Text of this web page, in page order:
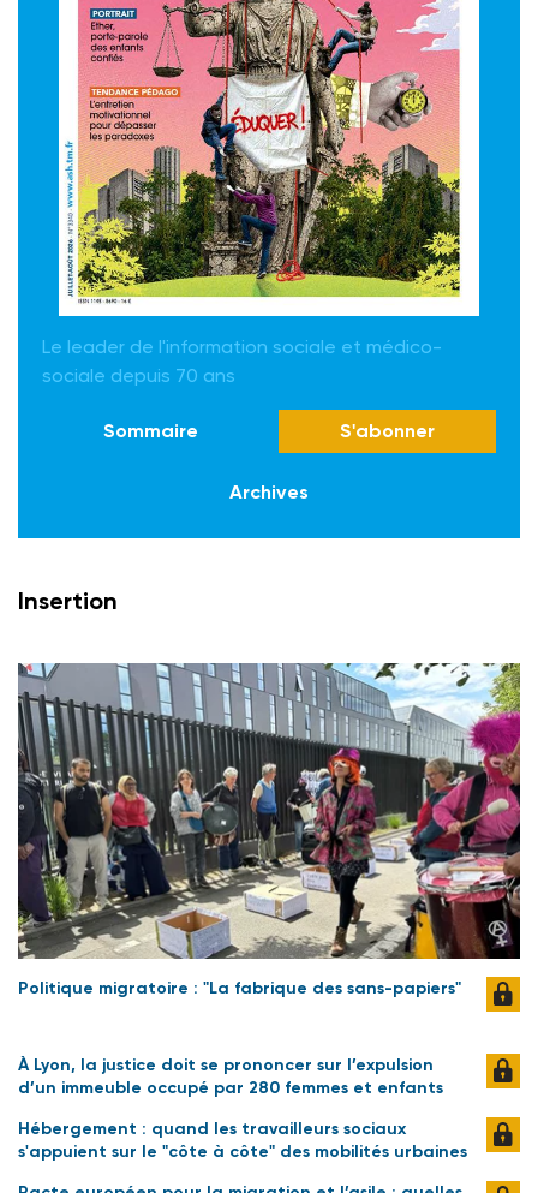
Le leader de l'information sociale et médico-
sociale depuis 70 ans
Sommaire S'abonner
Archives
Insertion
Politique migratoire : "La fabrique des sans-papiers"
À Lyon, la justice doit se prononcer sur l’expulsion
d’un immeuble occupé par 280 femmes et enfants
Hébergement : quand les travailleurs sociaux
s'appuient sur le "côte à côte" des mobilités urbaines